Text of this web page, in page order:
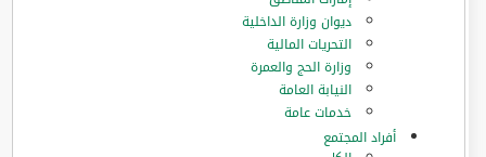
ديوان وزارة الداخلية
التحريات المالية
وزارة الحج والعمرة
النيابة العامة
خدمات عامة
أفراد المجتمع